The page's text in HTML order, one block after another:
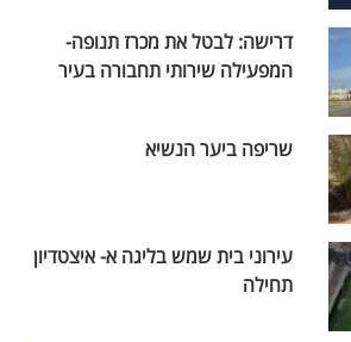
דרישה: לבטל את מכרז תנופה-
המפעילה שירותי תחבורה בעיר
שריפה ביער הנשיא
עירוני בית שמש בליגה א- איצטדיון
תחילה